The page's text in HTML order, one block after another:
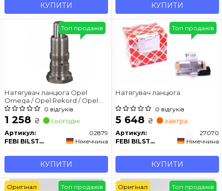
КУПИТИ КУПИТИ
Натягувач ланцюга Opel
Omega / Opel Rekord / Opel
Senator
0 відгуків
1 258 ₴ сьогодні
Артикул:
02879
FEBI BILSTEIN
Німеччина
КУПИТИ
Топ продажів
Натягувач ланцюга
0 відгуків
5 648 ₴ завтра
Артикул:
27070
FEBI BILSTEIN
Німеччина
КУПИТИ
Топ продажів
Топ продажів
Оригінал Топ продажів
Оригінал